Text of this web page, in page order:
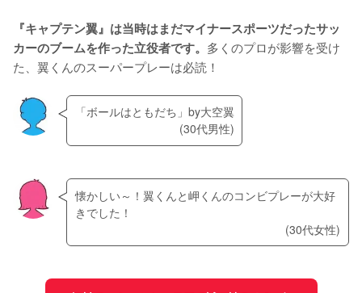
『キャプテン翼』は当時はまだマイナースポーツだったサッ
カーのブームを作った立役者です。 多くのプロが影響を受け
た、翼くんのスーパープレーは必読！
「ボールはともだち」by大空翼
(30代男性)
懐かしい～！翼くんと岬くんのコンビプレーが大好
きでした！
(30代女性)